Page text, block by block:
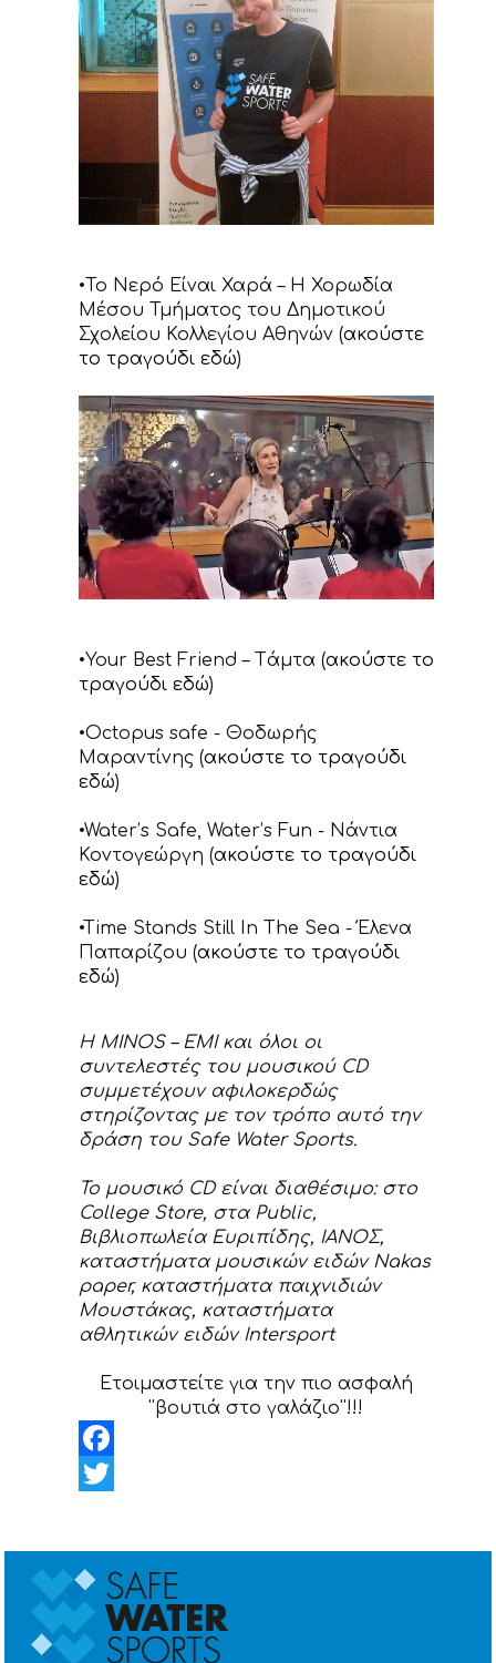
•Το Νερό Είναι Χαρά – Η Χορωδία
Μέσου Τμήματος του Δημοτικού
Σχολείου Κολλεγίου Αθηνών (ακούστε
το τραγούδι εδώ)
•Your Best Friend – Tάμτα (ακούστε το
τραγούδι εδώ)
•Octopus safe - Θοδωρής
Μαραντίνης (ακούστε το τραγούδι
εδώ)
•Water’s Safe, Water’s Fun - Νάντια
Κοντογεώργη (ακούστε το τραγούδι
εδώ)
•Time Stands Still In The Sea - Έλενα
Παπαρίζου (ακούστε το τραγούδι
εδώ)
H MINOS – EMI και όλοι οι
συντελεστές του μουσικού CD
συμμετέχουν αφιλοκερδώς
στηρίζοντας με τον τρόπο αυτό την
δράση του Safe Water Sports.
Το μουσικό CD είναι διαθέσιμο: στο
College Store, στα Public,
Βιβλιοπωλεία Ευριπίδης, ΙΑΝΟΣ,
καταστήματα μουσικών ειδών Nakas
paper, καταστήματα παιχνιδιών
Μουστάκας, καταστήματα
αθλητικών ειδών Intersport
Ετοιμαστείτε για την πιο ασφαλή
''βουτιά στο γαλάζιο''!!!
Facebook